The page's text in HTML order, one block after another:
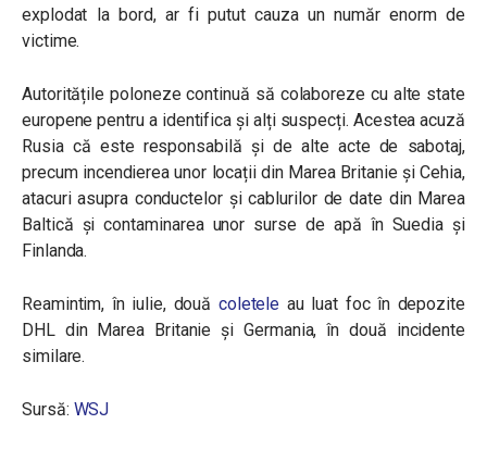
explodat la bord, ar fi putut cauza un număr enorm de
victime.
Autoritățile poloneze continuă să colaboreze cu alte state
europene pentru a identifica și alți suspecți. Acestea acuză
Rusia că este responsabilă și de alte acte de sabotaj,
precum incendierea unor locații din Marea Britanie și Cehia,
atacuri asupra conductelor și cablurilor de date din Marea
Baltică și contaminarea unor surse de apă în Suedia și
Finlanda.
Reamintim, în iulie, două coletele au luat foc în depozite
DHL din Marea Britanie și Germania, în două incidente
similare.
Sursă: WSJ